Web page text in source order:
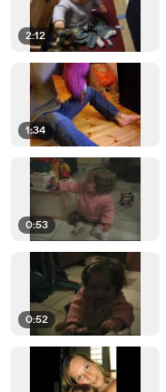
2:12
1:34
0:53
0:52